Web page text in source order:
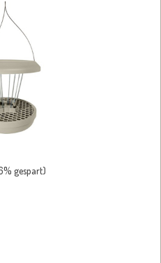
% gespart)